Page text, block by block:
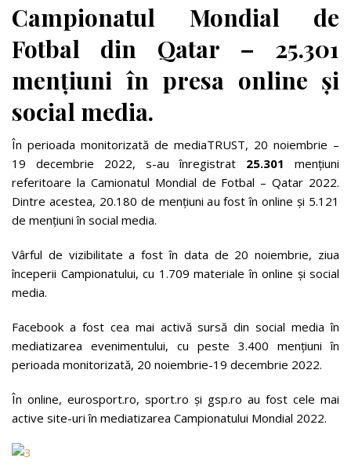
Campionatul Mondial de
Fotbal din Qatar – 25.301
menţiuni în presa online și
social media.
În perioada monitorizată de mediaTRUST, 20 noiembrie –
19 decembrie 2022, s-au înregistrat 25.301 menţiuni
referitoare la Camionatul Mondial de Fotbal – Qatar 2022.
Dintre acestea, 20.180 de menţiuni au fost în online şi 5.121
de menţiuni în social media.
Vârful de vizibilitate a fost în data de 20 noiembrie, ziua
începerii Campionatului, cu 1.709 materiale în online și social
media.
Facebook a fost cea mai activă sursă din social media în
mediatizarea evenimentului, cu peste 3.400 mențiuni în
perioada monitorizată, 20 noiembrie-19 decembrie 2022.
În online, eurosport.ro, sport.ro și gsp.ro au fost cele mai
active site-uri în mediatizarea Campionatului Mondial 2022.